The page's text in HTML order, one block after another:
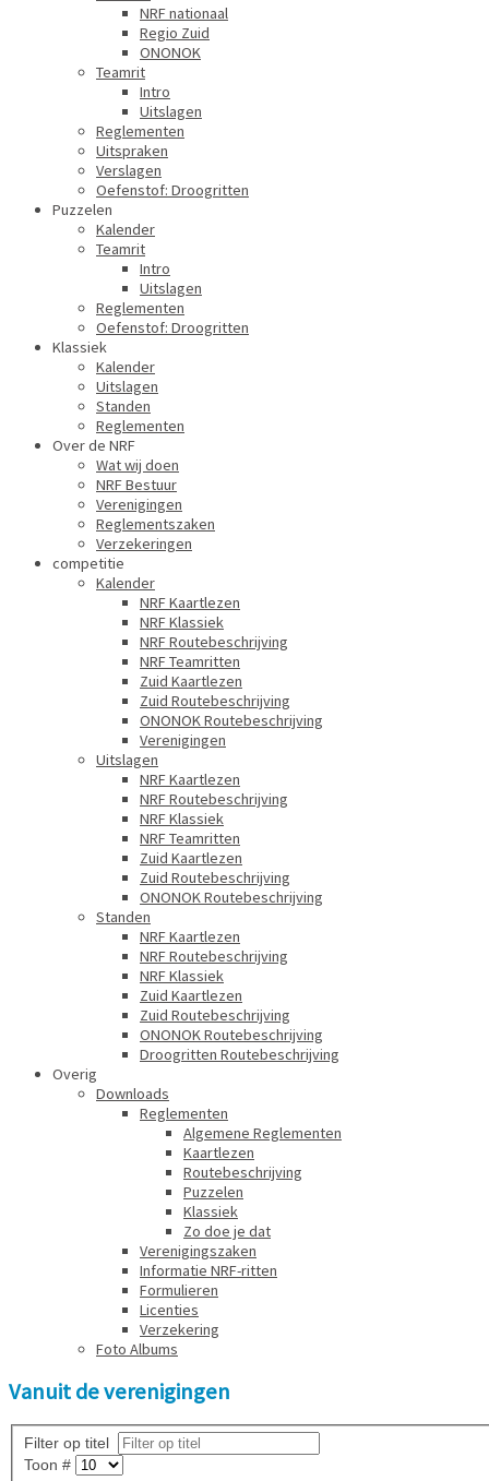
NRF nationaal
Regio Zuid
ONONOK
Teamrit
Intro
Uitslagen
Reglementen
Uitspraken
Verslagen
Oefenstof: Droogritten
Puzzelen
Kalender
Teamrit
Intro
Uitslagen
Reglementen
Oefenstof: Droogritten
Klassiek
Kalender
Uitslagen
Standen
Reglementen
Over de NRF
Wat wij doen
NRF Bestuur
Verenigingen
Reglementszaken
Verzekeringen
competitie
Kalender
NRF Kaartlezen
NRF Klassiek
NRF Routebeschrijving
NRF Teamritten
Zuid Kaartlezen
Zuid Routebeschrijving
ONONOK Routebeschrijving
Verenigingen
Uitslagen
NRF Kaartlezen
NRF Routebeschrijving
NRF Klassiek
NRF Teamritten
Zuid Kaartlezen
Zuid Routebeschrijving
ONONOK Routebeschrijving
Standen
NRF Kaartlezen
NRF Routebeschrijving
NRF Klassiek
Zuid Kaartlezen
Zuid Routebeschrijving
ONONOK Routebeschrijving
Droogritten Routebeschrijving
Overig
Downloads
Reglementen
Algemene Reglementen
Kaartlezen
Routebeschrijving
Puzzelen
Klassiek
Zo doe je dat
Verenigingszaken
Informatie NRF-ritten
Formulieren
Licenties
Verzekering
Foto Albums
Vanuit de verenigingen
Filter op titel
Toon #